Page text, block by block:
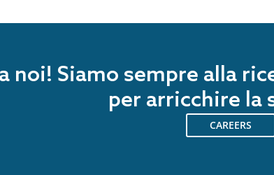
noi! Siamo sempre alla
per arricchire la
CAREERS